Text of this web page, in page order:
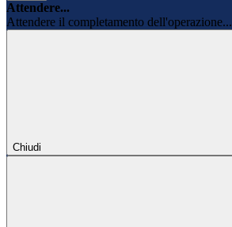
Attendere...
Attendere il completamento dell'operazione...
Chiudi